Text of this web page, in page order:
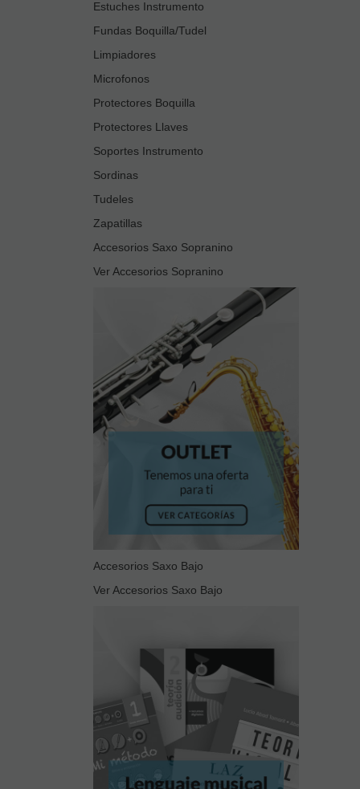
Estuches Instrumento
Fundas Boquilla/Tudel
Limpiadores
Microfonos
Protectores Boquilla
Protectores Llaves
Soportes Instrumento
Sordinas
Tudeles
Zapatillas
Accesorios Saxo Sopranino
Ver Accesorios Sopranino
Accesorios Saxo Bajo
Ver Accesorios Saxo Bajo